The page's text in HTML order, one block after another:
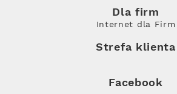
Dla firm
Internet dla Firm
Strefa klienta
Facebook